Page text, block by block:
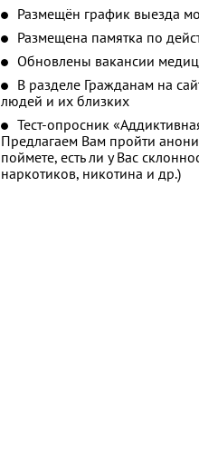
Размещён график выезда
Размещена памятка по
Обновлены вакансии
В разделе Гражданам на
людей и их близких
Тест-опросник
Предлагаем Вам пройти
поймете, есть ли у Вас
наркотиков, никотина и др.)